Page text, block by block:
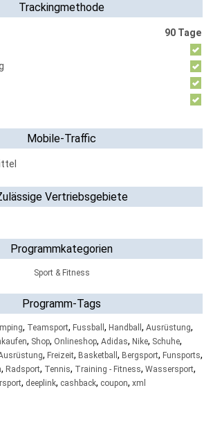
Trackingmethode
90 Tage
Mobile-Traffic
Vertriebsgebiete
Programmkategorien
Sport & Fitness
Programm-Tags
, Teamsport, Fussball , Handball , Ausrüstung,
, Shop, Onlineshop, Adidas, Nike, Schuhe,
, Freizeit, Basketball , Bergsport, Funsports,
, Radsport, Tennis, Training - Fitness, Wassersport,
, deeplink, cashback, coupon, xml